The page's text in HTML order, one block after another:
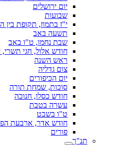
יום ירושלים
שבועות
י"ז בתמוז, תקופת בין
תשעה באב
שבת נחמו, ט"ו באב
חודש אלול, חגי תשרי,
ראש השנה
צום גדליה
יום הכיפורים
סוכות, שמחת תורה
חודש כסלו, חנוכה
עשרה בטבת
ט"ו בשבט
חודש אדר, ארבעת
פורים
תנ"ך